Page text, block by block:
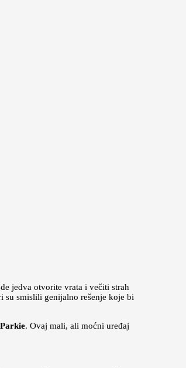
jedva otvorite vrata i večiti strah
su smislili genijalno rešenje koje bi
Parkie. Ovaj mali, ali moćni uređaj